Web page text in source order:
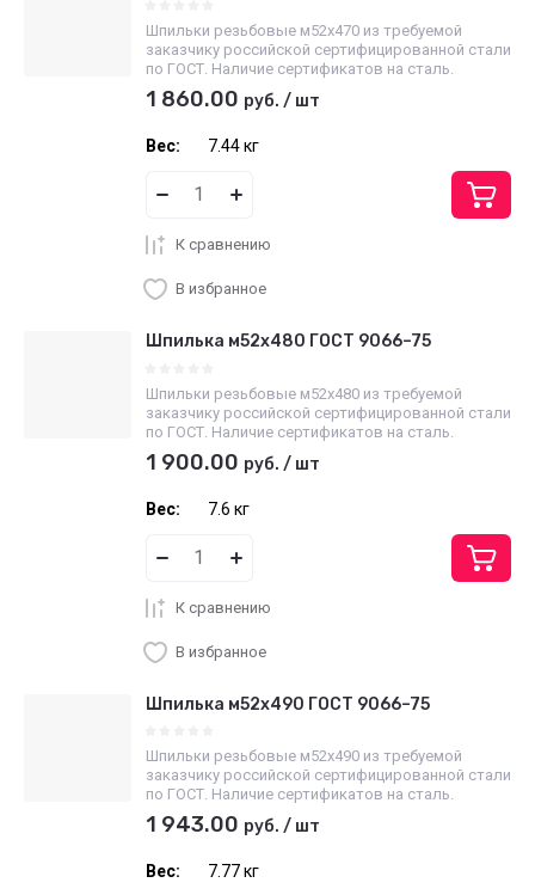
Шпильки резьбовые м52х470 из требуемой
заказчику российской сертифицированной стали
по ГОСТ. Наличие сертификатов на сталь.
1 860.00 руб. / шт
Вес: 7.44 кг
К сравнению
В избранное
Шпилька м52х480 ГОСТ 9066–75
Шпильки резьбовые м52х480 из требуемой
заказчику российской сертифицированной стали
по ГОСТ. Наличие сертификатов на сталь.
1 900.00 руб. / шт
Вес: 7.6 кг
К сравнению
В избранное
Шпилька м52х490 ГОСТ 9066–75
Шпильки резьбовые м52х490 из требуемой
заказчику российской сертифицированной стали
по ГОСТ. Наличие сертификатов на сталь.
1 943.00 руб. / шт
Вес: 7.77 кг